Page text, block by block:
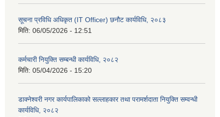
सूचना प्रविधि अधिकृत (IT Officer) छनौट कार्यविधि, २०८३
मिति: 06/05/2026 - 12:51
कर्मचारी नियुक्ति सम्बन्धी कार्यविधि, २०८२
मिति: 05/04/2026 - 15:20
डाक्नेश्वरी नगर कार्यपालिकाको सल्लाहकार तथा परामर्शदाता नियुक्ति सम्वन्धी
कार्यविधि, २०८२